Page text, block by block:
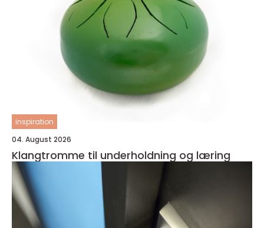
inspiration
04. August 2026
Klangtromme til underholdning og læring